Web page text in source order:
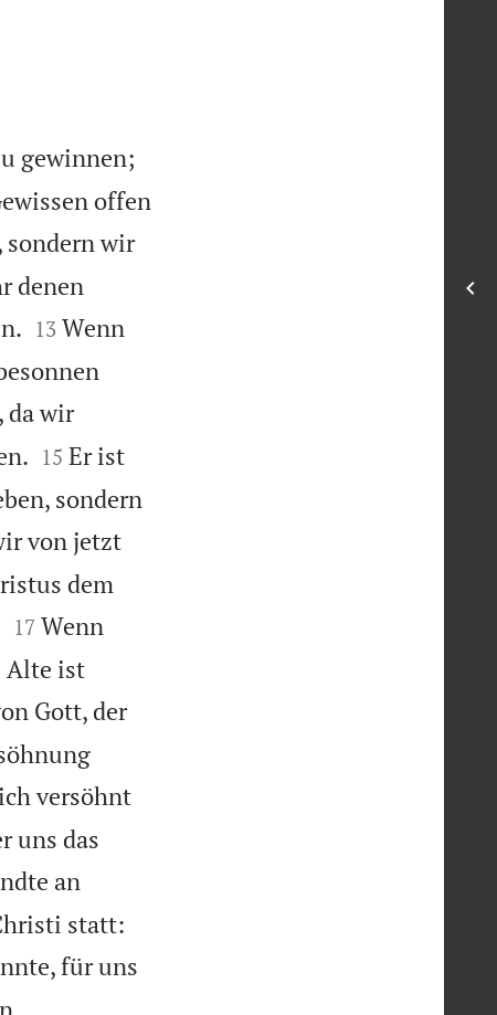
gewinnen;
offen
wir
denen

13 Wenn
da wir

15 Er ist
sondern
von jetzt
dem

17 Wenn
Alte ist
Gott, der
versöhnt
uns das
an
statt:
für uns